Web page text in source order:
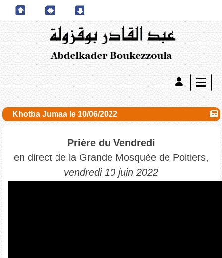
Khotba Jumaa le 10/06/2022
Prière du Vendredi
en direct de la Grande Mosquée de Poitiers,
vendredi 10 juin 2022